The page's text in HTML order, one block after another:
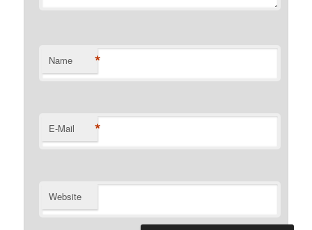
Name *
E-Mail *
Website